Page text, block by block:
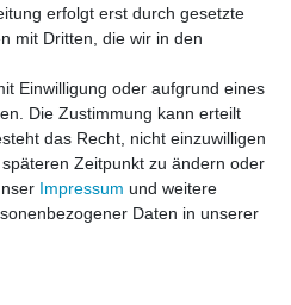
Widerrufs­recht
Alle Rechte vorbehalten.
erfolgt erst durch gesetzte
mit Dritten, die wir in den
Einwilligung oder aufgrund eines
Die Zustimmung kann erteilt
das Recht, nicht einzuwilligen
Zeitpunkt zu ändern oder
Impressum und weitere
Daten in unserer